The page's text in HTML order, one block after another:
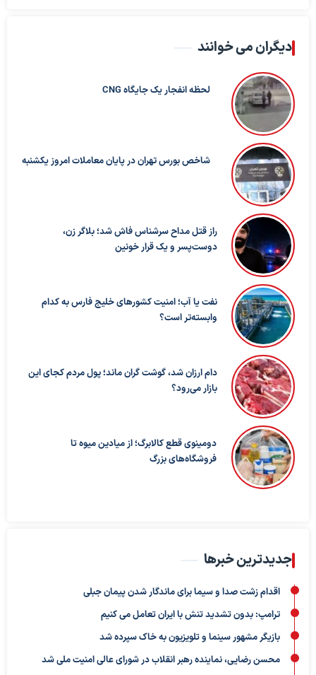
دیگران می خوانند
لحظه انفجار یک جایگاه CNG
شاخص بورس تهران در پایان معاملات امروز یکشنبه
راز قتل مداح سرشناس فاش شد؛ بلاگر زن،
دوست‌پسر و یک قرار خونین
نفت یا آب؛ امنیت کشورهای خلیج فارس به کدام
وابسته‌تر است؟
دام ارزان شد، گوشت گران ماند؛ پول مردم کجای این
بازار می‌رود؟
دومینوی قطع کالابرگ؛ از میادین میوه تا
فروشگاه‌های بزرگ
جدیدترین خبرها
اقدام زشت صدا و سیما برای ماندگار شدن پیمان جبلی
ترامپ: بدون تشدید تنش با ایران تعامل می کنیم
بازیگر مشهور سینما و تلویزیون به خاک سپرده شد
محسن رضایی، نماینده رهبر انقلاب در شورای عالی امنیت ملی شد